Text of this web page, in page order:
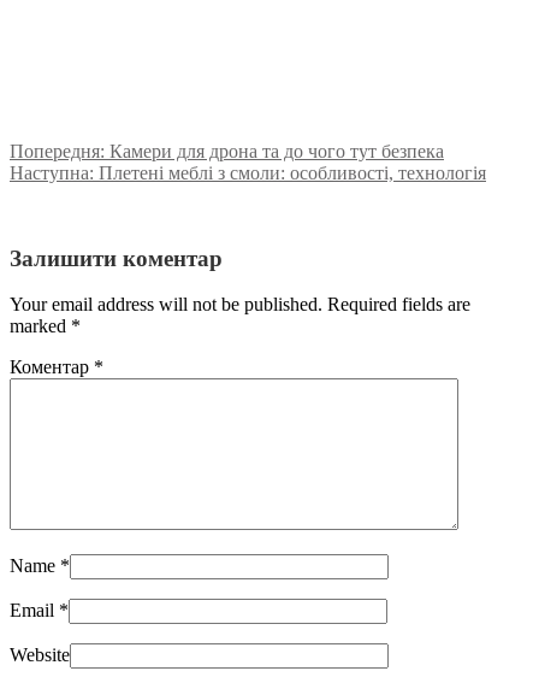
Попередня: Камери для дрона та до чого тут безпека
Наступна: Плетені меблі з смоли: особливості, технологія
Залишити коментар
Your email address will not be published. Required fields are
marked *
Коментар *
Name *
Email *
Website